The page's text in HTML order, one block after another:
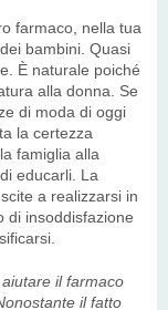
farmaco, nella tua
bambini. Quasi
È naturale poiché
alla donna. Se
di moda di oggi
la certezza
famiglia alla
educarli. La
a realizzarsi in
di insoddisfazione
il farmaco
il fatto